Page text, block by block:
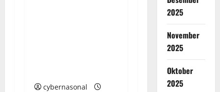
cybernasonal
2025
November
2025
Oktober
2025